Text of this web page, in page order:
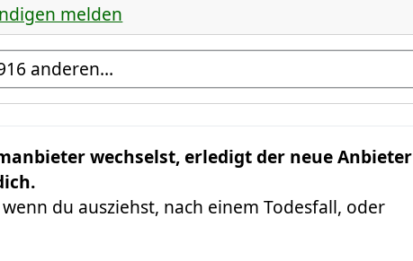
melden
wechselst, erledigt der neue Anbieter
du ausziehst, nach einem Todesfall, oder